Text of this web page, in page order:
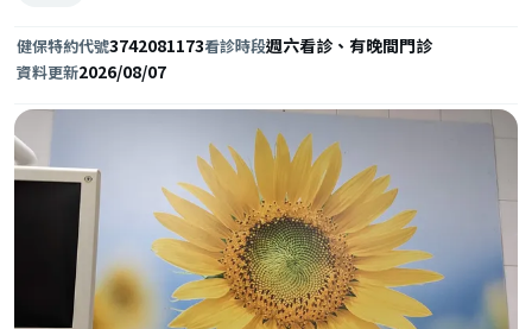
健保特約代號3742081173看診時段週六看診、有晚間門診
資料更新2026/08/07